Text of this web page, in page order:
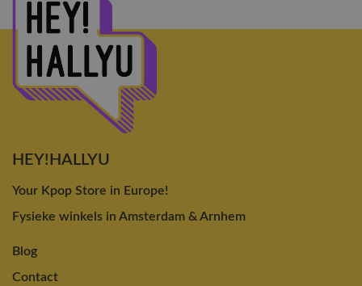
HEY!HALLYU
Your Kpop Store in Europe!
Fysieke winkels in Amsterdam & Arnhem
Blog
Contact